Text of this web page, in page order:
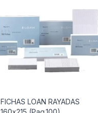
FICHAS LOAN RAYADAS